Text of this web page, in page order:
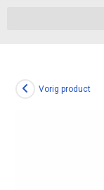
Vorig product